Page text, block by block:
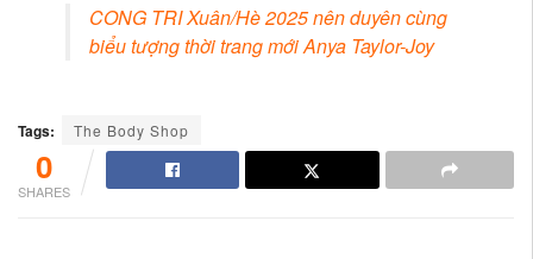
CONG TRI Xuân/Hè 2025 nên duyên cùng
biểu tượng thời trang mới Anya Taylor-Joy
Tags: The Body Shop
0
SHARES